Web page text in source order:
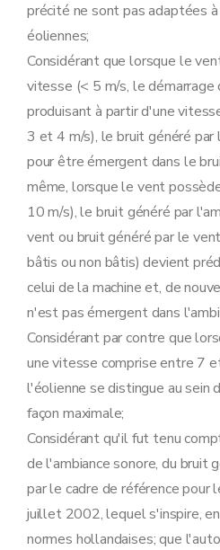
précité ne sont pas adaptées
éoliennes;
Considérant que lorsque le
vitesse (< 5 m/s, le démarrage
produisant à partir d'une
3 et 4 m/s), le bruit généré par
pour être émergent dans le
même, lorsque le vent
10 m/s), le bruit généré par
vent ou bruit généré par le
bâtis ou non bâtis) devient
celui de la machine et, de
n'est pas émergent dans
Considérant par contre que
une vitesse comprise entre 7
l'éolienne se distingue au sein
façon maximale;
Considérant qu'il fut tenu
de l'ambiance sonore, du bruit
par le cadre de référence pour
juillet 2002, lequel s'inspire,
normes hollandaises; que